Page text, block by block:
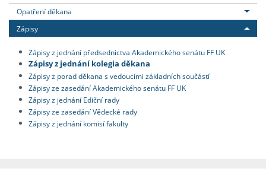
Opatření děkana
Zápisy
Zápisy z jednání předsednictva Akademického senátu FF UK
Zápisy z jednání kolegia děkana
Zápisy z porad děkana s vedoucími základních součástí
Zápisy ze zasedání Akademického senátu FF UK
Zápisy z jednání Ediční rady
Zápisy ze zasedání Vědecké rady
Zápisy z jednání komisí fakulty